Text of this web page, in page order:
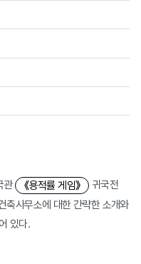
관 《용적률 게임》
귀국전
축사무소에 대한 간략한 소개와
있다.